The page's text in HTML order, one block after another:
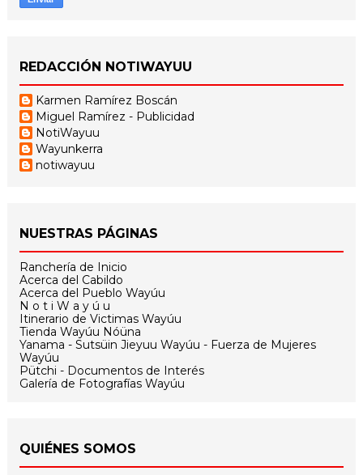
REDACCIÓN NOTIWAYUU
Karmen Ramírez Boscán
Miguel Ramírez - Publicidad
NotiWayuu
Wayunkerra
notiwayuu
NUESTRAS PÁGINAS
Ranchería de Inicio
Acerca del Cabildo
Acerca del Pueblo Wayúu
N o t i W a y ú u
Itinerario de Victimas Wayúu
Tienda Wayúu Nóüna
Yanama - Sutsüin Jieyuu Wayúu - Fuerza de Mujeres
Wayúu
Pütchi - Documentos de Interés
Galería de Fotografías Wayúu
QUIÉNES SOMOS